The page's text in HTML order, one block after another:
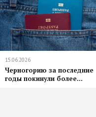
15.06.2026
Черногорию за последние
годы покинули более...